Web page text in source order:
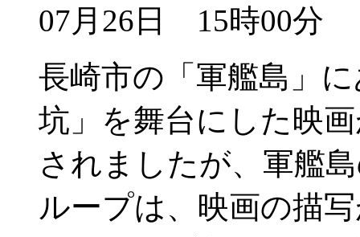
07月26日 15時00分
長崎市の「軍艦島」
坑」を舞台にした映
されましたが、軍艦
ループは、映画の描